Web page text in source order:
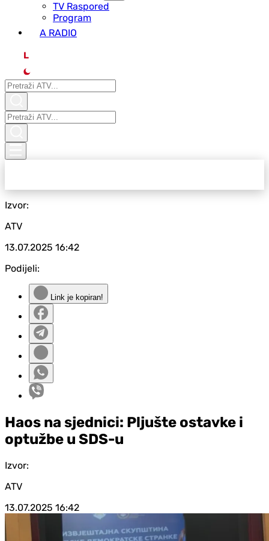
ТV Raspored
Program
A RADIO
L
Izvor:
ATV
13.07.2025 16:42
Podijeli:
Link je kopiran!
Haos na sjednici: Pljušte ostavke i
optužbe u SDS-u
Izvor:
ATV
13.07.2025 16:42